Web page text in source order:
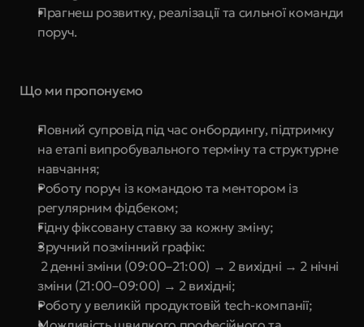
Прагнеш розвитку, реалізації та сильної команди
поруч.
Що ми пропонуємо
Повний супровід під час онбордингу, підтримку
на етапі випробувального терміну та структурне
навчання;
Роботу поруч із командою та ментором із
регулярним фідбеком;
Гідну фіксовану ставку за кожну зміну;
Зручний позмінний графік:
2 денні зміни (09:00–21:00) → 2 вихідні → 2 нічні
зміни (21:00–09:00) → 2 вихідні;
Роботу у великій продуктовій tech-компанії;